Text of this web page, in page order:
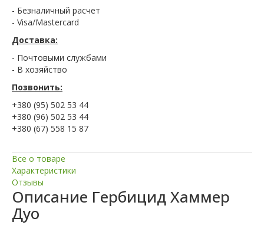
- Безналичный расчет
- Visa/Mastercard
Доставка:
- Почтовыми службами
- В хозяйство
Позвонить:
+380 (95) 502 53 44
+380 (96) 502 53 44
+380 (67) 558 15 87
Все о товаре
Характеристики
Отзывы
Описание Гербицид Хаммер
Дуо